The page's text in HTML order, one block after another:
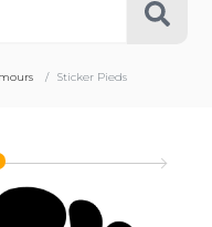
Sticker Pieds